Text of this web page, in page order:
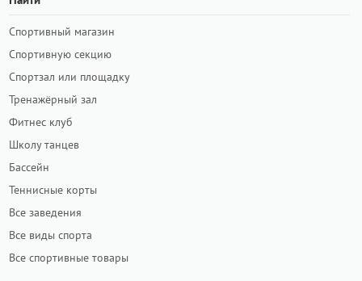
Спортивный магазин
Спортивную секцию
Спортзал или площадку
Тренажёрный зал
Фитнес клуб
Школу танцев
Бассейн
Теннисные корты
Все заведения
Все виды спорта
Все спортивные товары